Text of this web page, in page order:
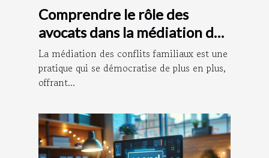
Comprendre le rôle des
avocats dans la médiation des
conflits familiaux
La médiation des conflits familiaux est une
pratique qui se démocratise de plus en plus,
offrant...